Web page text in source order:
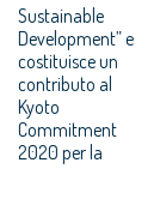
Sustainable
Development” e
costituisce un
contributo al
Kyoto
Commitment
2020 per la
tecniche di
mitigazione,
relazioni con i
cambiamenti